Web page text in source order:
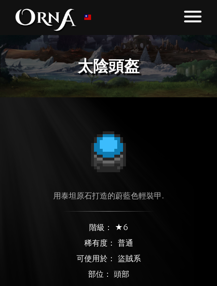
太陰頭盔
用泰坦原石打造的蔚藍色輕裝甲.
階級： ★6
稀有度： 普通
可使用於： 盜賊系
部位： 頭部